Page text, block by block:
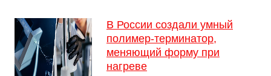
В России создали умный
полимер-терминатор,
меняющий форму при
нагреве